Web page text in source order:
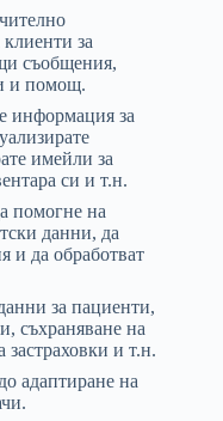
за
съобщения,
и помощ.
информация за
имейли за
си и т.н.
помогне на
данни, да
и да обработват
за пациенти,
съхраняване на
застраховки и т.н.
адаптиране на